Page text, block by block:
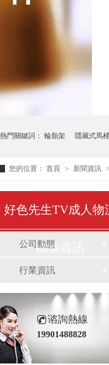
衝壓件料架
消聲器料架
氣瓶料架
衛浴行業
熱門關鍵詞： 輪胎架 隱藏式馬
您的位置： 首頁 > 新聞資訊 >
好色先生TV成人物
機器資訊
公司動態
行業資訊
谘詢熱線
19901488828